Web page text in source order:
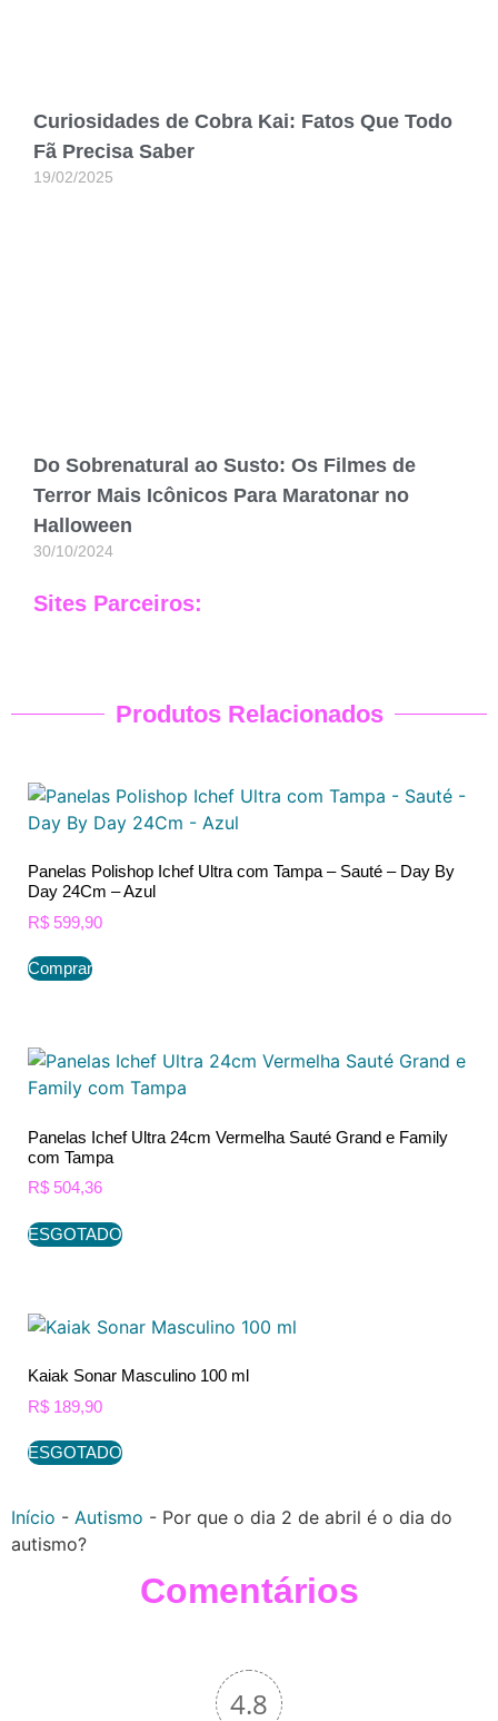
Curiosidades de Cobra Kai: Fatos Que Todo
Fã Precisa Saber
19/02/2025
Do Sobrenatural ao Susto: Os Filmes de
Terror Mais Icônicos Para Maratonar no
Halloween
30/10/2024
Sites Parceiros:
Produtos Relacionados
Panelas Polishop Ichef Ultra com Tampa – Sauté – Day By
Day 24Cm – Azul
R$ 599,90
Comprar
Panelas Ichef Ultra 24cm Vermelha Sauté Grand e Family
com Tampa
R$ 504,36
ESGOTADO
Kaiak Sonar Masculino 100 ml
R$ 189,90
ESGOTADO
Início - Autismo - Por que o dia 2 de abril é o dia do
autismo?
Comentários
4.8